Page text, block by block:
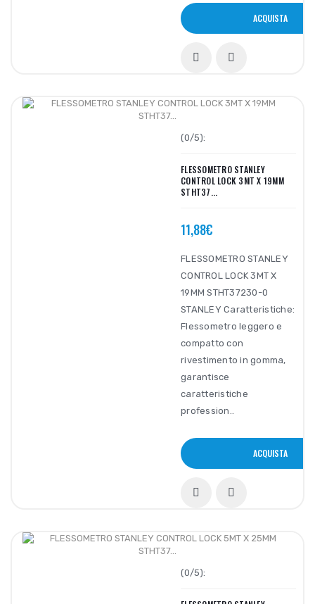
ACQUISTA
(0/5):
FLESSOMETRO STANLEY
CONTROL LOCK 3MT X 19MM
STHT37...
11,88€
FLESSOMETRO STANLEY
CONTROL LOCK 3MT X
19MM STHT37230-0
STANLEY Caratteristiche:
Flessometro leggero e
compatto con
rivestimento in gomma,
garantisce
caratteristiche
profession..
ACQUISTA
(0/5):